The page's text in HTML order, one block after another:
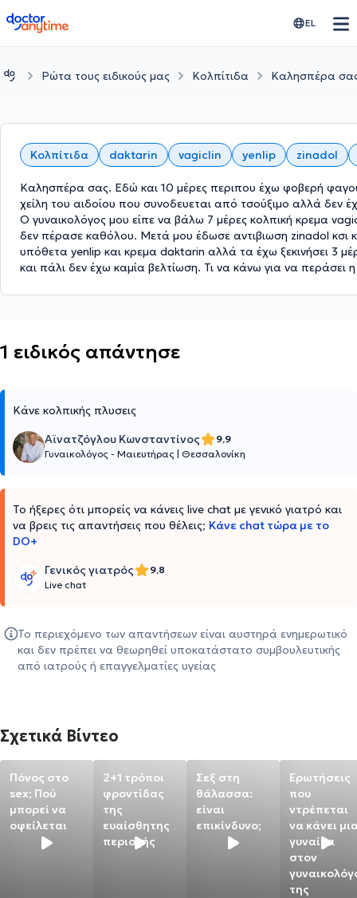
doctoranytime EL
Ρώτα τους ειδικούς μας Κολπίτιδα Καλησπέρα
Κολπίτιδα daktarin vagiclin yenlip zinadol
Καλησπέρα σας. Εδώ και 10 μέρες περιπου έχω φοβερή
χείλη του αιδοίου που συνοδευεται από τσούξιμο αλλά δεν
Ο γυναικολόγος μου είπε να βάλω 7 μέρες κολπική κρεμα
δεν πέρασε καθόλου. Μετά μου έδωσε αντιβιωση zinadol κσι
υπόθετα yenlip και κρεμα daktarin αλλά τα έχω ξεκινήσει 3
και πάλι δεν έχω καμία βελτίωση. Τι να κάνω για να περάσει
1 ειδικός απάντησε
Κάνε κολπικής πλυσεις
Αϊνατζόγλου Κωνσταντίνος
9,9
Γυναικολόγος - Μαιευτήρας Θεσσαλονίκη
Το ήξερες ότι μπορείς να κάνεις live chat με γενικό γιατρό και
να βρεις τις απαντήσεις που θέλεις; Κάνε chat τώρα με το
DO+
Γενικός γιατρός
9,8
Live chat
Το περιεχόμενο των απαντήσεων είναι αυστηρά ενημερωτικό
και δεν πρέπει να θεωρηθεί υποκατάστατο συμβουλευτικής
από ιατρούς ή επαγγελματίες υγείας
Σχετικά Βίντεο
Πόνος στο
sex; Πού
μπορεί να
οφείλεται
2+1 τρόποι
φροντίδας
της
ευαίσθητης
περιοχής
Σεξ στη
θάλασσα:
είναι
επικίνδυνο;
Ερωτήσεις
που
ντρέπεται
να κάνει
γυναίκα
στον
της